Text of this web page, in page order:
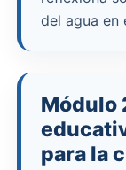
del agua en
Módulo
para la